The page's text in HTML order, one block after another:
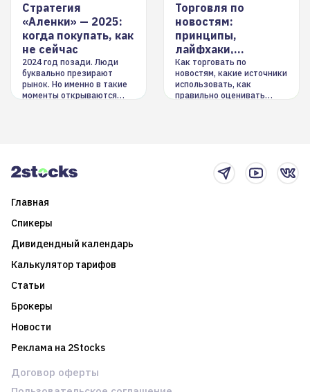
Стратегия
«Аленки» — 2025:
когда покупать, как
не сейчас
2024 год позади. Люди
буквально презирают
рынок. Но именно в такие
моменты открываются
Торговля по
новостям:
принципы,
лайфхаки,
инструменты
Как торговать по
новостям, какие источники
использовать, как
правильно оценивать
Главная
Спикеры
Дивидендный календарь
Калькулятор тарифов
Статьи
Брокеры
Новости
Реклама на 2Stocks
Договор оферты